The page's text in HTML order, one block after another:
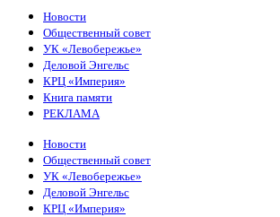
Новости
Общественный совет
УК «Левобережье»
Деловой Энгельс
КРЦ «Империя»
Книга памяти
РЕКЛАМА
Новости
Общественный совет
УК «Левобережье»
Деловой Энгельс
КРЦ «Империя»